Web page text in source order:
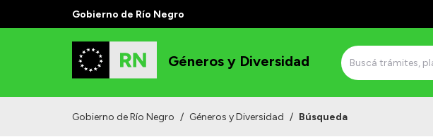
Gobierno de Río Negro
Géneros y Diversidad
Gobierno de Río Negro / Géneros y Diversidad / Búsqueda